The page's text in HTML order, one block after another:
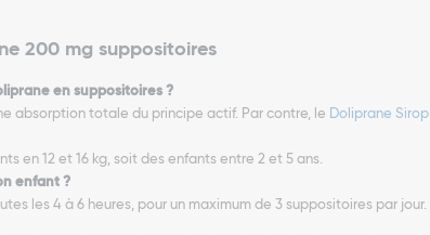
200 mg suppositoires
en suppositoires ?
absorption totale du principe actif. Par contre, le Doliprane Sirop
en 12 et 16 kg, soit des enfants entre 2 et 5 ans.
enfant ?
les 4 à 6 heures, pour un maximum de 3 suppositoires par jour.